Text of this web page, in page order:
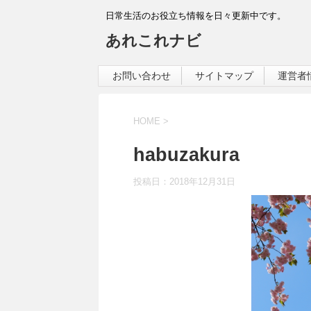
日常生活のお役立ち情報を日々更新中です。
あれこれナビ
お問い合わせ サイトマップ 運営者
HOME >
habuzakura
投稿日： 2018年12月31日